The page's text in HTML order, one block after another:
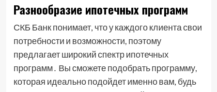
Разнообразие ипотечных программ
СКБ Банк понимает, что у каждого клиента свои
потребности и возможности, поэтому
предлагает широкий спектр ипотечных
программ․ Вы сможете подобрать программу,
которая идеально подойдет именно вам, будь